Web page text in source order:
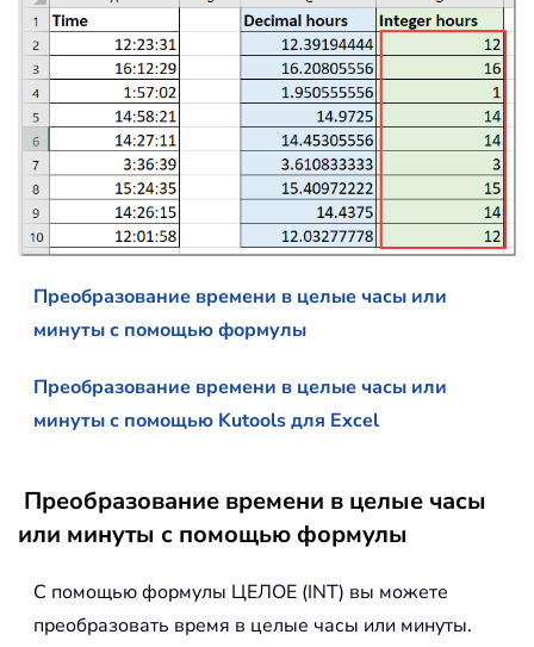
Преобразование времени в целые часы или
минуты с помощью формулы
Преобразование времени в целые часы или
минуты с помощью Kutools для Excel
Преобразование времени в целые часы
или минуты с помощью формулы
С помощью формулы ЦЕЛОЕ (INT) вы можете
преобразовать время в целые часы или минуты.